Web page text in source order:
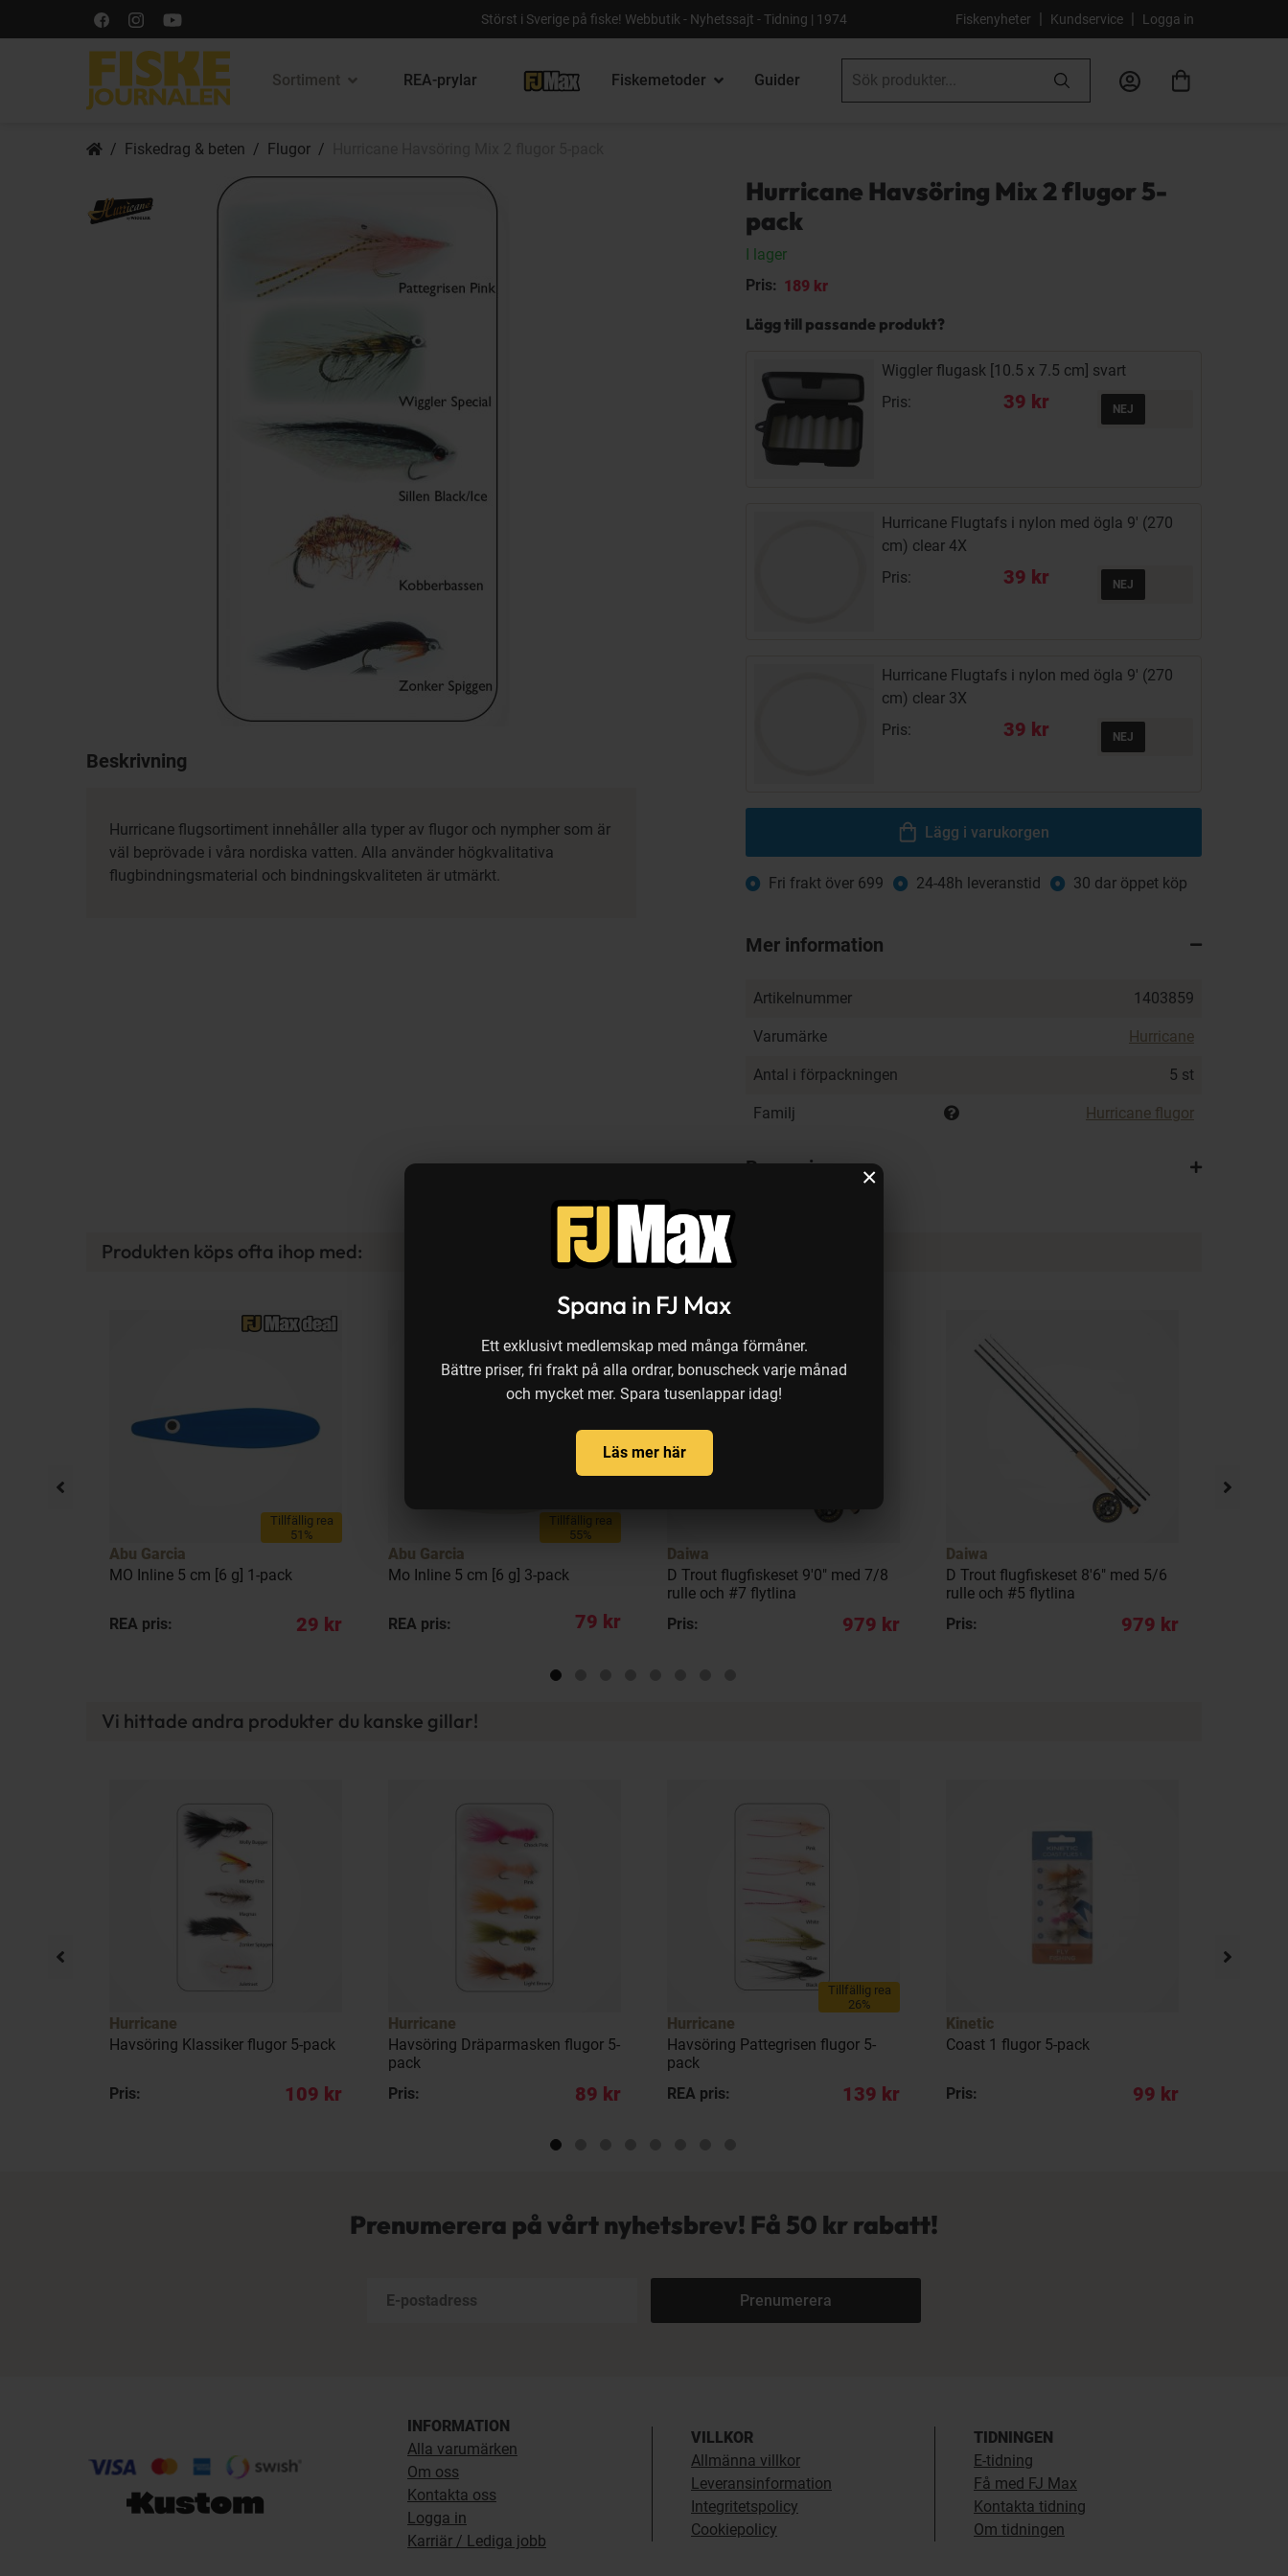
Spana in FJ Max
Ett exklusivt medlemskap med många förmåner.
Bättre priser, fri frakt på alla ordrar, bonuscheck varje månad
och mycket mer. Spara tusenlappar idag!
Läs mer här
×
Störst i Sverige på fiske! Webbutik - Nyhetssajt - Tidning | 1974 Fiskenyheter | Kundservice | Logga in
Sortiment REA-prylar Fiskemetoder Guider
Fiskedrag & beten Flugor
Beskrivning
Hurricane flugsortiment innehåller alla typer av flugor och nympher som är
väl beprövade i våra nordiska vatten. Alla använder högkvalitativa
flugbindningsmaterial och bindningskvaliteten är utmärkt.
Hurricane Havsöring Mix 2 flugor 5-
pack
I lager
Pris: 189 kr
Lägg till passande produkt?
Wiggler flugask [10.5 x 7.5 cm] svart
Pris:
39 kr
Hurricane Flugtafs i nylon med ögla 9' (270
cm) clear 4X
Pris:
39 kr
Hurricane Flugtafs i nylon med ögla 9' (270
cm) clear 3X
Pris:
39 kr
Lägg i varukorgen
Fri frakt över 699 24-48h leveranstid 30 dar öppet köp
Mer information
Artikelnummer 1403859
Varumärke Hurricane
Antal i förpackningen 5 st
Familj Hurricane flugor
Recensioner
Produkten köps ofta ihop med:
Tillfällig rea
51%
Abu Garcia
MO Inline 5 cm [6 g] 1-pack
REA pris: 29 kr
Tillfällig rea
55%
Abu Garcia
Mo Inline 5 cm [6 g] 3-pack
REA pris: 79 kr
Daiwa
D Trout flugfiskeset 9'0" med 7/8
rulle och #7 flytlina
Pris:
979 kr
Daiwa
D Trout flugfiskeset 8'6" med 5/6
rulle och #5 flytlina
Pris:
979 kr
Vi hittade andra produkter du kanske gillar!
Hurricane
Havsöring Klassiker flugor 5-pack
Pris: 109 kr
Hurricane
Havsöring Dräparmasken flugor 5-
pack
Pris:
89 kr
Tillfällig rea
26%
Hurricane
Havsöring Pattegrisen flugor 5-
pack
REA pris:
139 kr
Kinetic
Coast 1 flugor 5-pack
Pris: 99 kr
Prenumerera på vårt nyhetsbrev! Få50 kr rabatt!
Prenumerera
INFORMATION
Alla varumärken
Om oss
Kontakta oss
Logga in
Karriär / Lediga jobb
VILLKOR
Allmänna villkor
Leveransinformation
Integritetspolicy
Cookiepolicy
TIDNINGEN
E-tidning
Få med FJ Max
Kontakta tidning
Om tidningen